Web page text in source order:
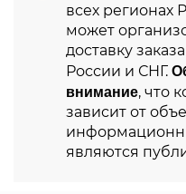
всех
может
доставку
России и СНГ.
внимание, что
зависит от
являются